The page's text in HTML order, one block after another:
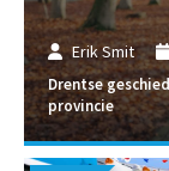
Erik Smit
Drentse
provincie